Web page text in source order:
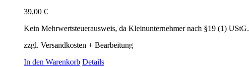
39,00 €
Kein Mehrwertsteuerausweis, da Kleinunternehmer nach §19 (1) UStG.
zzgl. Versandkosten + Bearbeitung
In den Warenkorb Details